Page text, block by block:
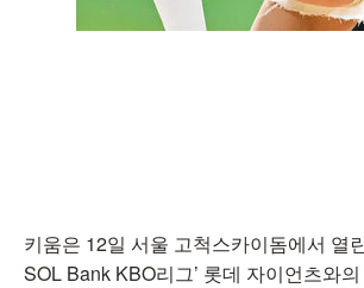
키움은 12일 서울 고척스카이돔에서 열
SOL Bank KBO리그’ 롯데 자이언츠와